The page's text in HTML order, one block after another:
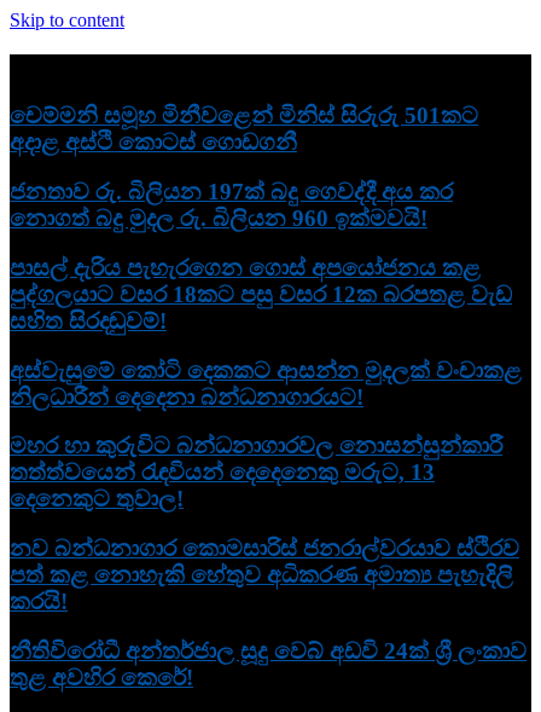
Skip to content
චෙම්මනි සමූහ මිනීවළෙන් මිනිස් සිරුරු 501කට
අදාළ අස්ථි කොටස් ගොඩගනී
ජනතාව රු. බිලියන 197ක් බදු ගෙවද්දී අය කර
නොගත් බදු මුදල රු. බිලියන 960 ඉක්මවයි!
පාසල් දැරිය පැහැරගෙන ගොස් අපයෝජනය කළ
පුද්ගලයාට වසර 18කට පසු වසර 12ක බරපතළ වැඩ
සහිත සිරදඬුවම්!
අස්වැසුමේ කෝටි දෙකකට ආසන්න මුදලක් වංචාකළ
නිලධාරීන් දෙදෙනා බන්ධනාගාරයට!
මහර හා කුරුවිට බන්ධනාගාරවල නොසන්සුන්කාරී
තත්ත්වයෙන් රැඳවියන් දෙදෙනෙකු මරුට, 13
දෙනෙකුට තුවාල!
නව බන්ධනාගාර කොමසාරිස් ජනරාල්වරයාව ස්ථිරව
පත් කළ නොහැකි හේතුව අධිකරණ අමාත්‍ය පැහැදිලි
කරයි!
නීතිවිරෝධී අන්තර්ජාල සූදු වෙබ් අඩවි 24ක් ශ්‍රී ලංකාව
තුළ අවහිර කෙරේ!